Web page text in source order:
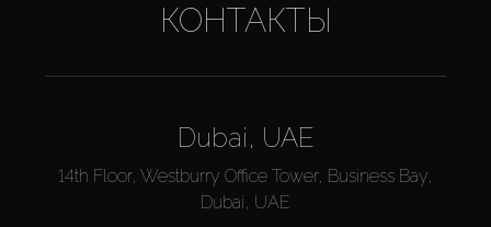
КОНТАКТЫ
Dubai, UAE
14th Floor, Westburry Office Tower, Business Bay,
Dubai, UAE